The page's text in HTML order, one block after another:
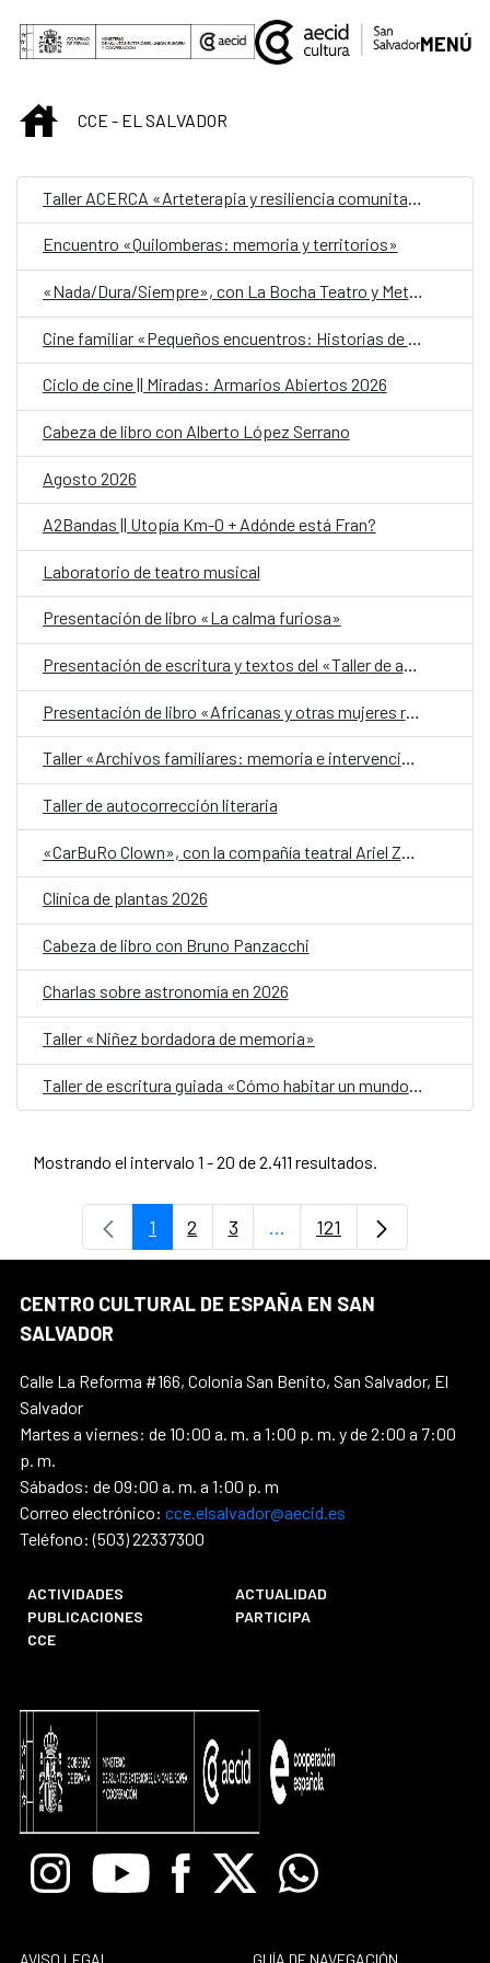
Saltar al contenido principal
MENÚ
INICIOCCE - EL SALVADOR
Encuentro «Quilomberas: memoria y territorios»
«Nada/Dura/Siempre», con La Bocha Teatro y Metafórica
Ciclo de cine || Miradas: Armarios Abiertos 2026
Cabeza de libro con Alberto López Serrano
Agosto 2026
A2Bandas || Utopía Km-0 + Adónde está Fran?
Laboratorio de teatro musical
Presentación de libro «La calma furiosa»
Presentación de escritura y textos del «Taller de autobiografía para mujeres 70+»
Presentación de libro «Africanas y otras mujeres racializadas»
Taller «Archivos familiares: memoria e intervención»
Taller de autocorrección literaria
Clínica de plantas 2026
Cabeza de libro con Bruno Panzacchi
Charlas sobre astronomía en 2026
Taller «Niñez bordadora de memoria»
Mostrando el intervalo 1 - 20 de 2.411 resultados.
Página
1 Página
2 Página
3 ...Páginas intermedias Use
Página
121
CENTRO CULTURAL DE ESPAÑA EN SAN
SALVADOR
Calle La Reforma #166, Colonia San Benito, San Salvador, El
Salvador
Martes a viernes: de 10:00 a. m. a 1:00 p. m. y de 2:00 a 7:00
p. m.
Sábados: de 09:00 a. m. a 1:00 p. m
Correo electrónico: cce.elsalvador@aecid.es
Teléfono: (503) 22337300
ACTIVIDADES
ACTUALIDAD
PUBLICACIONES
PARTICIPA
CCE
InstagramYoutube Facebook
X Whatsapp